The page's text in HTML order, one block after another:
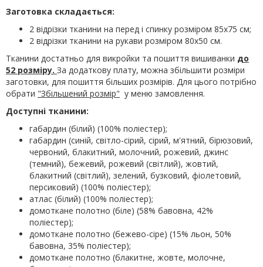
Заготовка складається:
2 відрізки тканини на перед і спинку розміром 85х75 см;
2 відрізки тканини на рукави розміром 80х50 см.
Тканини достатньо для викройки та пошиття вишиванки до
52 розміру. За додаткову плату, можна збільшити розміри
заготовки, для пошиття більших розмірів. Для цього потрібно
обрати "Збільшений розмір" у меню замовлення.
Доступні тканини:
габардин (білий) (100% поліестер);
габардин (синій, світло-сірий, сірий, м'ятний, бірюзовий,
червоний, блакитний, молочний, рожевий, джинс
(темний), бежевий, рожевий (світлий), жовтий,
блакитний (світлий), зелений, бузковий, фіолетовий,
персиковий) (100% поліестер);
атлас (білий) (100% поліестер);
домоткане полотно (біле) (58% бавовна, 42%
поліестер);
домоткане полотно (бежево-сіре) (15% льон, 50%
бавовна, 35% поліестер);
домоткане полотно (блакитне, жовте, молочне,